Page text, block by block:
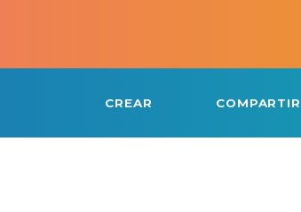
CREAR COMPARTIR